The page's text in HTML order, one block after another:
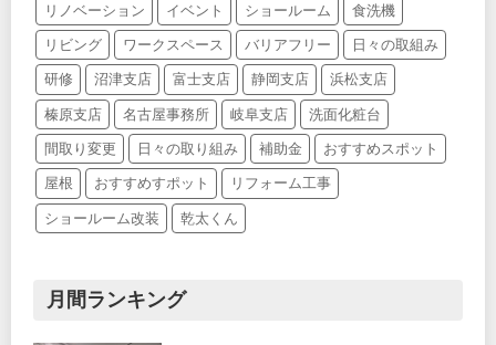
リノベーション イベント ショールーム 食洗機
リビング ワークスペース バリアフリー 日々の取組み
研修 沼津支店 富士支店 静岡支店 浜松支店
榛原支店 名古屋事務所 岐阜支店 洗面化粧台
間取り変更 日々の取り組み 補助金 おすすめスポット
屋根 おすすめすポット リフォーム工事
ショールーム改装 乾太くん
月間ランキング